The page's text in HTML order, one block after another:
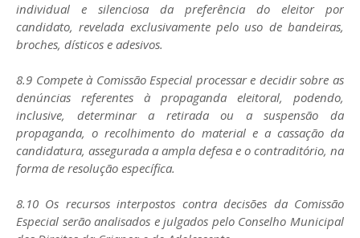
individual e silenciosa da preferência do eleitor por
candidato, revelada exclusivamente pelo uso de bandeiras,
broches, dísticos e adesivos.
8.9 Compete à Comissão Especial processar e decidir sobre as
denúncias referentes à propaganda eleitoral, podendo,
inclusive, determinar a retirada ou a suspensão da
propaganda, o recolhimento do material e a cassação da
candidatura, assegurada a ampla defesa e o contraditório, na
forma de resolução específica.
8.10 Os recursos interpostos contra decisões da Comissão
Especial serão analisados e julgados pelo Conselho Municipal